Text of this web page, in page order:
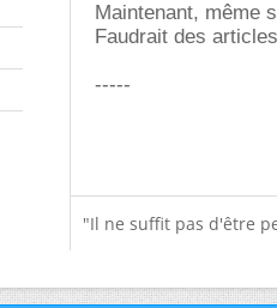
Maintenant, même
Faudrait des
-----
"Il ne suffit pas d'être